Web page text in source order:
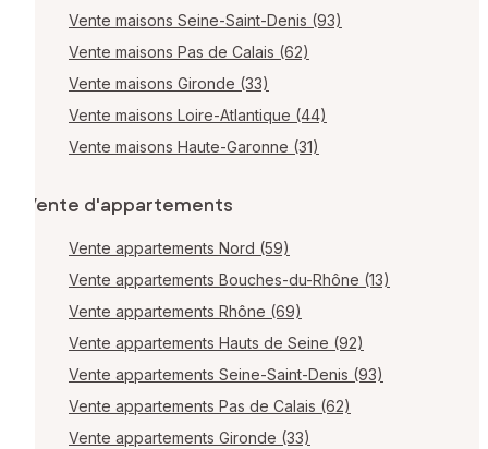
Vente maisons Seine-Saint-Denis (93)
Vente maisons Pas de Calais (62)
Vente maisons Gironde (33)
Vente maisons Loire-Atlantique (44)
Vente maisons Haute-Garonne (31)
Vente d'appartements
Vente appartements Nord (59)
Vente appartements Bouches-du-Rhône (13)
Vente appartements Rhône (69)
Vente appartements Hauts de Seine (92)
Vente appartements Seine-Saint-Denis (93)
Vente appartements Pas de Calais (62)
Vente appartements Gironde (33)